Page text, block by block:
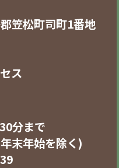
笠松町司町1番地
ス
分まで
末年始を除く)